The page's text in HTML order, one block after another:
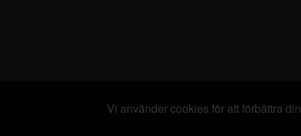
Vi använder cookies för att förbättra